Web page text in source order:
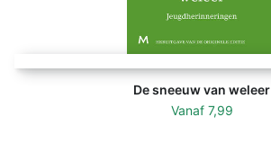
De sneeuw van weleer
Vanaf 7,99